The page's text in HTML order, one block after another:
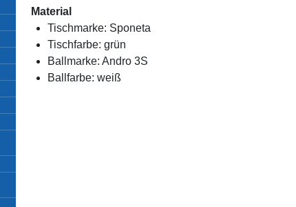
Material
Tischmarke: Sponeta
Tischfarbe: grün
Ballmarke: Andro 3S
Ballfarbe: weiß